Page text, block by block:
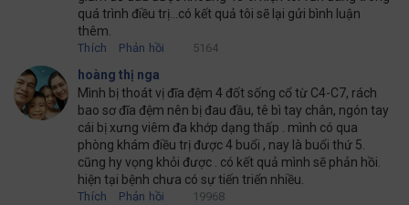
quá trình điều trị...có kết quả tôi sẽ lại gửi bình luận
thêm.
Thích Phản hồi 5164
hoàng thị nga
Mình bị thoát vị đĩa đệm 4 đốt sống cổ từ C4-C7, rách
bao sơ đĩa đệm nên bị đau đầu, tê bì tay chân, ngón tay
cái bị xưng viêm đa khớp dạng thấp . mình có qua
phòng khám điều trị được 4 buổi , nay là buổi thứ 5.
cũng hy vọng khỏi được . có kết quả mình sẽ phản hồi.
hiện tại bệnh chưa có sự tiến triển nhiều.
Thích Phản hồi 19968